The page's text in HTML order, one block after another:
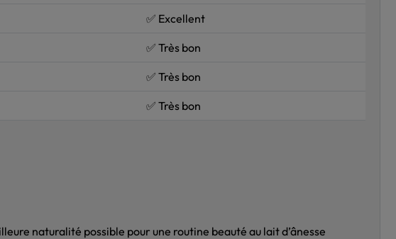
✅ Excellent
✅ Très bon
✅ Très bon
✅ Très bon
naturalité possible pour une routine beauté au lait d’ânesse